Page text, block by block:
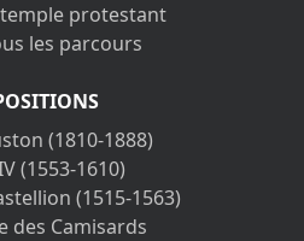
temple protestant
les parcours
(1810-1888)
(1553-1610)
(1515-1563)
des Camisards